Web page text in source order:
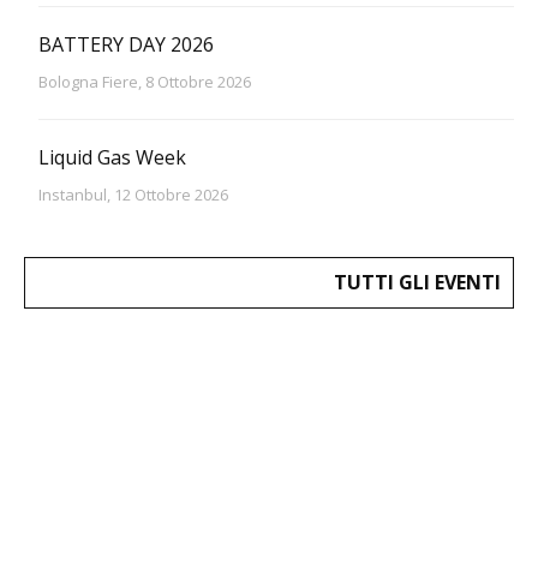
BATTERY DAY 2026
Bologna Fiere, 8 Ottobre 2026
Liquid Gas Week
Instanbul, 12 Ottobre 2026
TUTTI GLI EVENTI